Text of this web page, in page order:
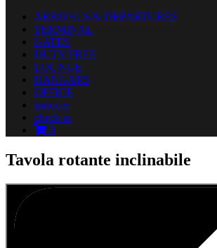
ARRIVALS & DEPARTURES
TERMINAL
GATES
DUTY FREE
LOUNGE
HANGARS
OFFICE
imbarco
check in
0
Tavola rotante inclinabile